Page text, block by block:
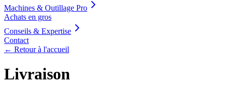
Machines & Outillage Pro
Achats en gros
Conseils & Expertise
Contact
← Retour à l'accueil
Livraison